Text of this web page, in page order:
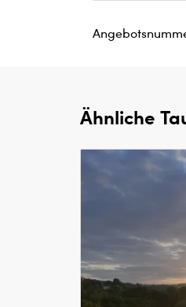
Ähnliche